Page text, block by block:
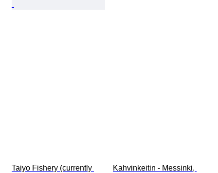
Taiyo Fishery (currently
Kahvinkeitin - Messinki,